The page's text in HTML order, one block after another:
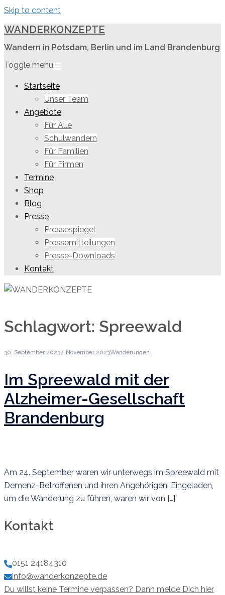
Skip to content
WANDERKONZEPTE
Wandern in Potsdam, Berlin und im Land Brandenburg
Toggle menu
Startseite
Unser Team
Angebote
Für Alle
Schulwandern
Für Familien
Für Firmen
Termine
Shop
Blog
Presse
Pressespiegel
Pressemitteilungen
Presse-Downloads
Kontakt
Schlagwort: Spreewald
30. September 20237. November 2023Wanderungen
Im Spreewald mit der
Alzheimer-Gesellschaft
Brandenburg
Am 24. September waren wir unterwegs im Spreewald mit
Demenz-Betroffenen und ihren Angehörigen. Eingeladen,
um die Wanderung zu führen, waren wir von […]
Kontakt
0151 24184310
info@wanderkonzepte.de
Du willst keine Termine verpassen? Dann melde Dich hier